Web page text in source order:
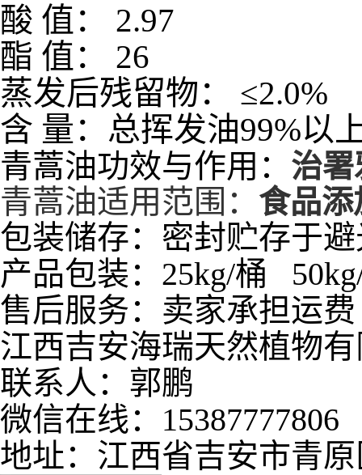
酸 值：
2.97
酯 值：
26
蒸发后残留物：
≤2.0%
含 量： 总挥发油99%以
青蒿油功效与作用： 治
青蒿油适用范围： 食品
包装储存：密封贮存于
产品包装：25kg/桶
售后服务：卖家承担运
江西吉安海瑞天然植物
联系人：郭鹏
微信在线：15387777806
地址：江西省吉安市青